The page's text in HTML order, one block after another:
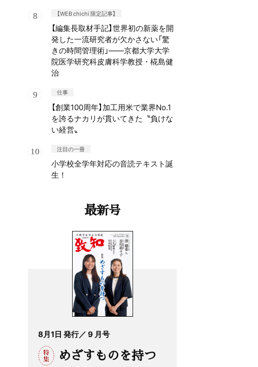
【WEB chichi 限定記事】
【編集長取材手記】世界初の新薬を開
発した一流研究者が欠かさない「驚
きの時間管理術」——京都大学大学
院医学研究科皮膚科学教授・椛島健
治
仕事
【創業100周年】加工用米で業界No.1
を誇るナカリが貫いてきた〝負けな
い経営〟
注目の一冊
小学校全学年対応の音読テキスト誕
生！
最新号
8月1日 発行／ 9 月号
めざすものを持つ